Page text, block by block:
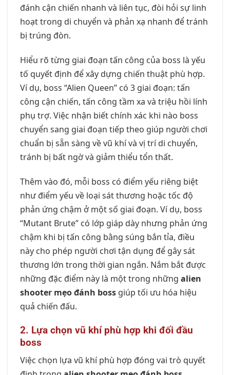
đánh cận chiến nhanh và liên tục, đòi hỏi sự linh
hoạt trong di chuyển và phản xạ nhanh để tránh
bị trúng đòn.
Hiểu rõ từng giai đoạn tấn công của boss là yếu
tố quyết định để xây dựng chiến thuật phù hợp.
Ví dụ, boss “Alien Queen” có 3 giai đoạn: tấn
công cận chiến, tấn công tầm xa và triệu hồi lính
phụ trợ. Việc nhận biết chính xác khi nào boss
chuyển sang giai đoạn tiếp theo giúp người chơi
chuẩn bị sẵn sàng về vũ khí và vị trí di chuyển,
tránh bị bất ngờ và giảm thiểu tổn thất.
Thêm vào đó, mỗi boss có điểm yếu riêng biệt
như điểm yếu về loại sát thương hoặc tốc độ
phản ứng chậm ở một số giai đoạn. Ví dụ, boss
“Mutant Brute” có lớp giáp dày nhưng phản ứng
chậm khi bị tấn công bằng súng bắn tỉa, điều
này cho phép người chơi tận dụng để gây sát
thương lớn trong thời gian ngắn. Nắm bắt được
những đặc điểm này là một trong những alien
shooter mẹo đánh boss giúp tối ưu hóa hiệu
quả chiến đấu.
2. Lựa chọn vũ khí phù hợp khi đối đầu
boss
Việc chọn lựa vũ khí phù hợp đóng vai trò quyết